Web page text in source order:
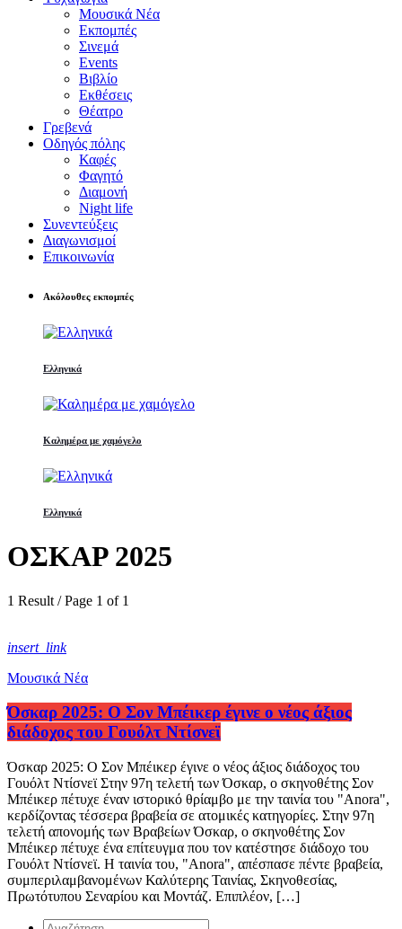
Μουσικά Νέα
Εκπομπές
Σινεμά
Events
Βιβλίο
Εκθέσεις
Θέατρο
Γρεβενά
Οδηγός πόλης
Καφές
Φαγητό
Διαμονή
Night life
Συνεντεύξεις
Διαγωνισμοί
Επικοινωνία
Ακόλουθες εκπομπές
Ελληνικά
Καλημέρα με χαμόγελο
Ελληνικά
ΟΣΚΑΡ 2025
1 Result / Page 1 of 1
insert_link
Μουσικά Νέα
Όσκαρ 2025: Ο Σον Μπέικερ έγινε ο νέος άξιος
διάδοχος του Γουόλτ Ντίσνεϊ
Όσκαρ 2025: Ο Σον Μπέικερ έγινε ο νέος άξιος διάδοχος του
Γουόλτ Ντίσνεϊ Στην 97η τελετή των Όσκαρ, ο σκηνοθέτης Σον
Μπέικερ πέτυχε έναν ιστορικό θρίαμβο με την ταινία του "Anora",
κερδίζοντας τέσσερα βραβεία σε ατομικές κατηγορίες. Στην 97η
τελετή απονομής των Βραβείων Όσκαρ, ο σκηνοθέτης Σον
Μπέικερ πέτυχε ένα επίτευγμα που τον κατέστησε διάδοχο του
Γουόλτ Ντίσνεϊ. Η ταινία του, "Anora", απέσπασε πέντε βραβεία,
συμπεριλαμβανομένων Καλύτερης Ταινίας, Σκηνοθεσίας,
Πρωτότυπου Σεναρίου και Μοντάζ. Επιπλέον, […]